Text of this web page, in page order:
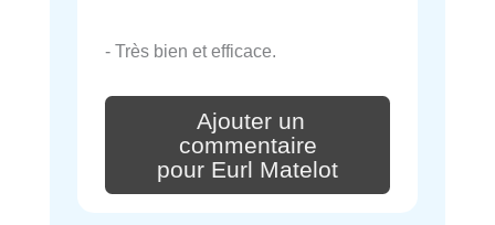
- Très bien et efficace.
Ajouter un
commentaire
pour Eurl Matelot